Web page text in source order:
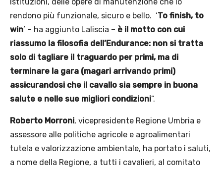
rendono più funzionale, sicuro e bello. ‘To finish, to
win’ – ha aggiunto Laliscia – è il motto con cui
riassumo la filosofia dell’Endurance: non si tratta
solo di tagliare il traguardo per primi, ma di
terminare la gara (magari arrivando primi)
assicurandosi che il cavallo sia sempre in buona
salute e nelle sue migliori condizioni”.
Roberto Morroni, vicepresidente Regione Umbria e
assessore alle politiche agricole e agroalimentari
tutela e valorizzazione ambientale, ha portato i saluti,
a nome della Regione, a tutti i cavalieri, al comitato